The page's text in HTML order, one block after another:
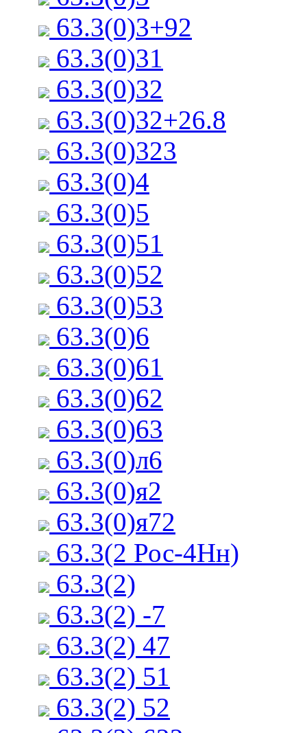
63.3(0)3+92
63.3(0)31
63.3(0)32
63.3(0)32+26.8
63.3(0)323
63.3(0)4
63.3(0)5
63.3(0)51
63.3(0)52
63.3(0)53
63.3(0)6
63.3(0)61
63.3(0)62
63.3(0)63
63.3(0)л6
63.3(0)я2
63.3(0)я72
63.3(2 Рос-4Нн)
63.3(2)
63.3(2) -7
63.3(2) 47
63.3(2) 51
63.3(2) 52